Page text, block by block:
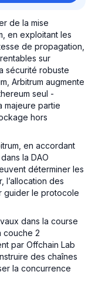
de la mise
en exploitant les
de propagation,
sur
sécurité robuste
Arbitrum augmente
seul -
majeure partie
hors
en accordant
la DAO
déterminer les
l’allocation des
guider le protocole
dans la course
couche 2
par Offchain Lab
des chaînes
la concurrence